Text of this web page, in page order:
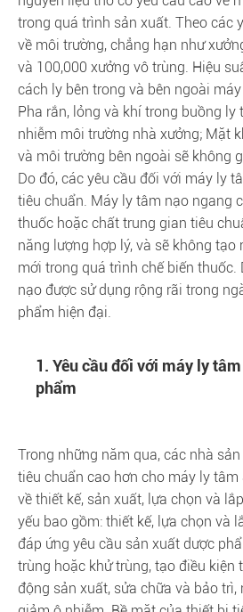
trong quá trình sản xuất. Theo các
về môi trường, chẳng hạn như
và 100,000 xưởng vô trùng. Hiệu
cách ly bên trong và bên ngoài
Pha rắn, lỏng và khí trong buồng
nhiễm môi trường nhà xưởng; Mặt
và môi trường bên ngoài sẽ không
Do đó, các yêu cầu đối với máy ly
tiêu chuẩn. Máy ly tâm nạo ngang
thuốc hoặc chất trung gian tiêu
năng lượng hợp lý, và sẽ không tạo
mới trong quá trình chế biến thuốc.
nạo được sử dụng rộng rãi trong
phẩm hiện đại.
1. Yêu cầu đối với máy ly
phẩm
Trong những năm qua, các nhà
tiêu chuẩn cao hơn cho máy ly tâm
về thiết kế, sản xuất, lựa chọn và
yếu bao gồm: thiết kế, lựa chọn và
đáp ứng yêu cầu sản xuất dược
trùng hoặc khử trùng, tạo điều kiện
động sản xuất, sửa chữa và bảo